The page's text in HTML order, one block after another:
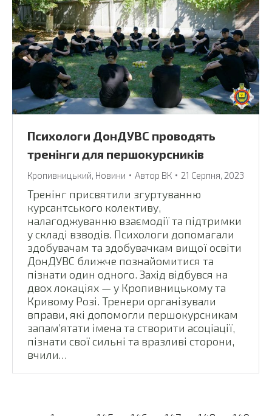
Психологи ДонДУВС проводять
тренінги для першокурсників
Кропивницький, Новини Автор ВК 21 Серпня, 2023
Тренінг присвятили згуртуванню
курсантського колективу,
налагоджуванню взаємодії та підтримки
у складі взводів. Психологи допомагали
здобувачам та здобувачкам вищої освіти
ДонДУВС ближче познайомитися та
пізнати один одного. Захід відбувся на
двох локаціях — у Кропивницькому та
Кривому Розі. Тренери організували
вправи, які допомогли першокурсникам
запам’ятати імена та створити асоціації,
пізнати свої сильні та вразливі сторони,
вчили…